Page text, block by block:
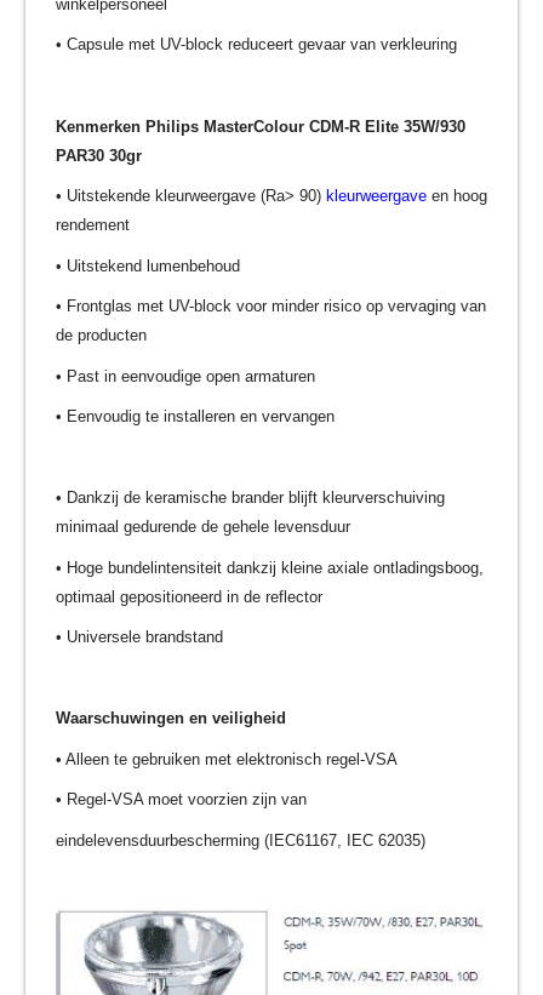
winkelpersoneel
• Capsule met UV-block reduceert gevaar van verkleuring
Kenmerken Philips MasterColour CDM-R Elite 35W/930
PAR30 30gr
• Uitstekende kleurweergave (Ra> 90) kleurweergave en hoog
rendement
• Uitstekend lumenbehoud
• Frontglas met UV-block voor minder risico op vervaging van
de producten
• Past in eenvoudige open armaturen
• Eenvoudig te installeren en vervangen
• Dankzij de keramische brander blijft kleurverschuiving
minimaal gedurende de gehele levensduur
• Hoge bundelintensiteit dankzij kleine axiale ontladingsboog,
optimaal gepositioneerd in de reflector
• Universele brandstand
Waarschuwingen en veiligheid
• Alleen te gebruiken met elektronisch regel-VSA
• Regel-VSA moet voorzien zijn van
eindelevensduurbescherming (IEC61167, IEC 62035)